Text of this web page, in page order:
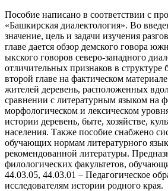
Пособие написано в соответствии с
«Башкирская диалектология». Во
значение, цель и задачи изучения
главе дается обзор демского говора
ыкского говоров северо-западного
отличительных признаков в структуре
второй главе на фактическом
жителей деревень, расположенных
сравнении с литературным языком на
морфологическом и лексическом
истории деревень, быте, хозяйстве,
населения. Также пособие снабжено
обучающих нормам литературного
рекомендованной литературы.
филологических факультетов,
44.03.05, 44.03.01 – Педагогическое
исследователям истории родного края.